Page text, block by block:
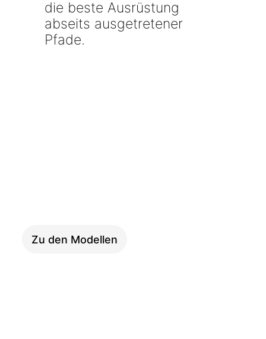
die beste Ausrüstung
abseits ausgetretener
Pfade.
Zu den Modellen